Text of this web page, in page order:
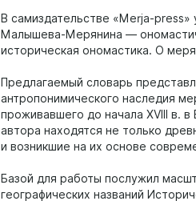
В самиздательстве «Merja-press»
Малышева-Мерянина —
историческая ономастика. О
Предлагаемый словарь
антропонимического наследия
проживавшего до начала XVIII в.
автора находятся не только
и возникшие на их основе
Базой для работы послужил
географических названий